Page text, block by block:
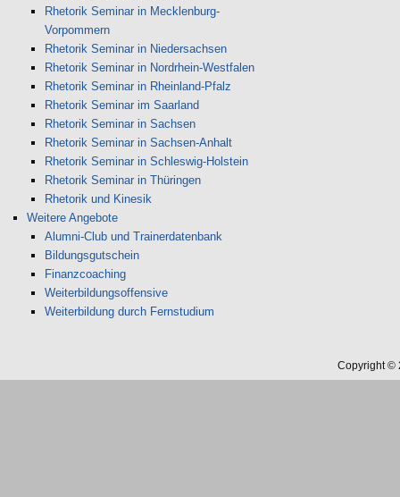
Rhetorik Seminar in Mecklenburg-
Vorpommern
Rhetorik Seminar in Niedersachsen
Rhetorik Seminar in Nordrhein-Westfalen
Rhetorik Seminar in Rheinland-Pfalz
Rhetorik Seminar im Saarland
Rhetorik Seminar in Sachsen
Rhetorik Seminar in Sachsen-Anhalt
Rhetorik Seminar in Schleswig-Holstein
Rhetorik Seminar in Thüringen
Rhetorik und Kinesik
Weitere Angebote
Alumni-Club und Trainerdatenbank
Bildungsgutschein
Finanzcoaching
Weiterbildungsoffensive
Weiterbildung durch Fernstudium
Copyright ©